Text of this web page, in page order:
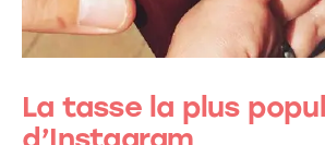
La tasse la plus